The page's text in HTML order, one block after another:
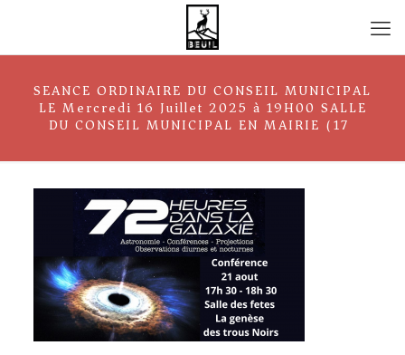
SEANCE ORDINAIRE DU CONSEIL MUNICIPAL
LE Mercredi 16 Juillet 2025 à 19H00 SALLE
DU CONSEIL MUNICIPAL EN MAIRIE (17)